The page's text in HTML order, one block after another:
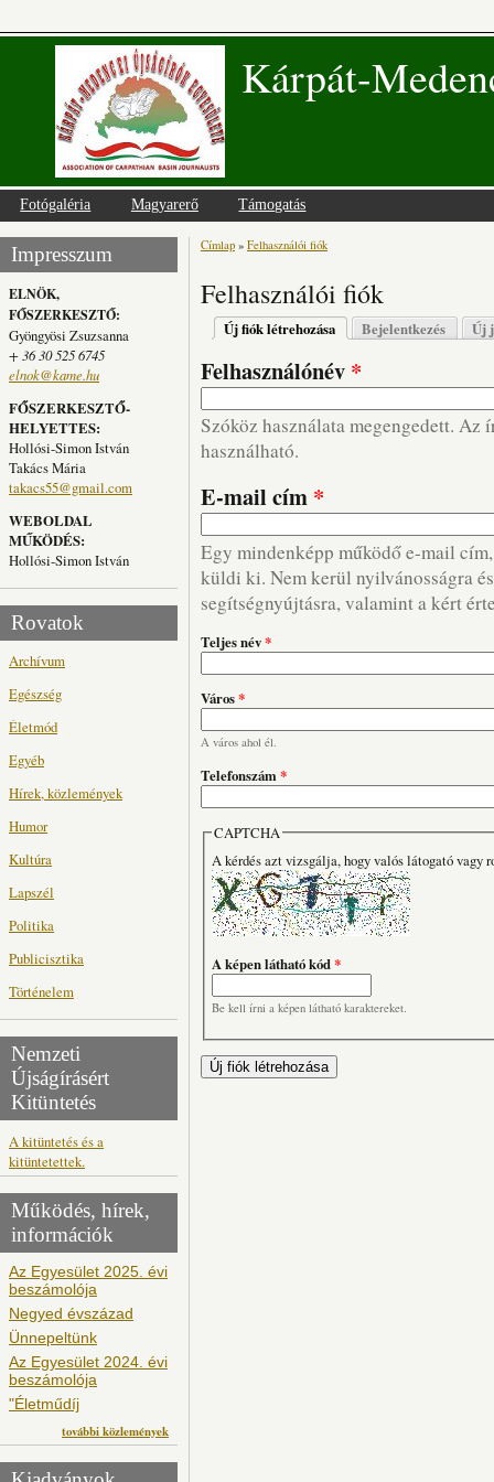
Kárpát-
Fotógaléria Magyarerő Támogatás
Impresszum
ELNÖK,
FŐSZERKESZTŐ:
Gyöngyösi Zsuzsanna
+ 36 30 525 6745
elnok@kame.hu
FŐSZERKESZTŐ-
HELYETTES:
Hollósi-Simon István
Takács Mária
takacs55@gmail.com
WEBOLDAL
MŰKÖDÉS:
Hollósi-Simon István
Rovatok
Archívum
Egészség
Életmód
Egyéb
Hírek, közlemények
Humor
Kultúra
Lapszél
Politika
Publicisztika
Történelem
Nemzeti
Újságírásért
Kitüntetés
A kitüntetés és a
kitüntetettek.
Működés, hírek,
információk
Az Egyesület 2025. évi
beszámolója
Negyed évszázad
Ünnepeltünk
Az Egyesület 2024. évi
beszámolója
"Életműdíj
további közlemények
Jelenlegi hely
Címlap » Felhasználói fiók
Felhasználói fiók
Elsődleges fülek
Új fiók létrehozása (aktív fül)
Bejelentkezés Új
Felhasználónév *
Szóköz használata megengedett. Az
használható.
E-mail cím *
Egy mindenképp működő e-mail
küldi ki. Nem kerül nyilvánosságra
segítségnyújtásra, valamint a kért
Teljes név*
Város*
A város ahol él.
Telefonszám*
CAPTCHA
A kérdés azt vizsgálja, hogy valós látogató vagy
A képen látható kód*
Be kell írni a képen látható karaktereket.